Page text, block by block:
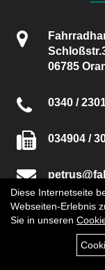
06785
0340 /
034904 /
DESSAU
MÄRZ -
Diese Internetseite
Webseiten-Erlebnis
Sie in unseren